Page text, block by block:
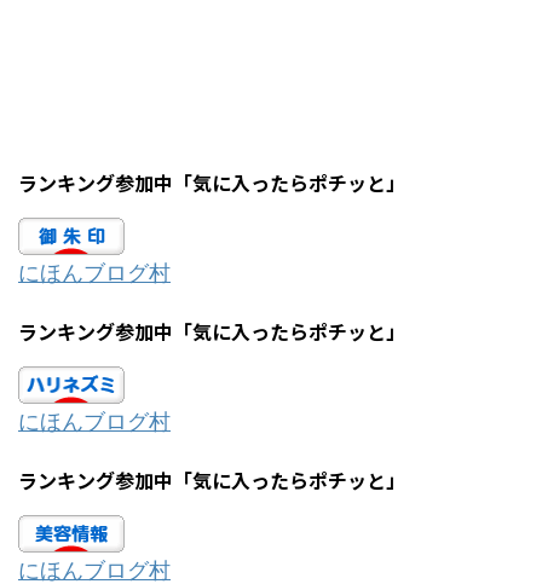
ランキング参加中「気に入ったらポチッと」
にほんブログ村
ランキング参加中「気に入ったらポチッと」
にほんブログ村
ランキング参加中「気に入ったらポチッと」
にほんブログ村